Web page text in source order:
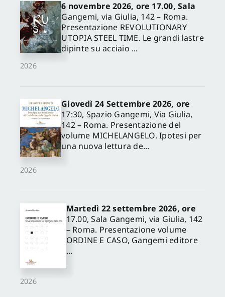
2026
6 novembre 2026, ore 17.00, Sala
Gangemi, via Giulia, 142 – Roma.
Presentazione REVOLUTIONARY
UTOPIA STEEL TIME. Le grandi lastre
dipinte su acciaio ...
2026
Giovedì 24 Settembre 2026, ore
17:30, Spazio Gangemi, Via Giulia,
142 – Roma. Presentazione del
volume MICHELANGELO. Ipotesi per
una nuova lettura de...
2026
Martedì 22 settembre 2026, ore
17.00, Sala Gangemi, via Giulia, 142
– Roma. Presentazione volume
ORDINE E CASO, Gangemi editore
...